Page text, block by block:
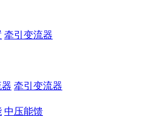
牵引变流器
牵引变流器
中压能馈